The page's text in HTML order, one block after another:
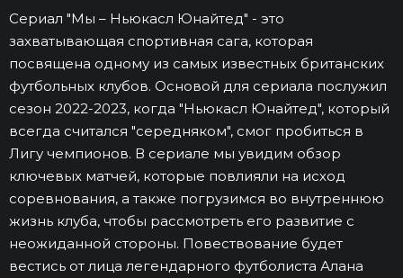
Сериал "Мы – Ньюкасл Юнайтед" - это
захватывающая спортивная сага, которая
посвящена одному из самых известных британских
футбольных клубов. Основой для сериала послужил
сезон 2022-2023, когда "Ньюкасл Юнайтед", который
всегда считался "середняком", смог пробиться в
Лигу чемпионов. В сериале мы увидим обзор
ключевых матчей, которые повлияли на исход
соревнования, а также погрузимся во внутреннюю
жизнь клуба, чтобы рассмотреть его развитие с
неожиданной стороны. Повествование будет
вестись от лица легендарного футболиста Алана